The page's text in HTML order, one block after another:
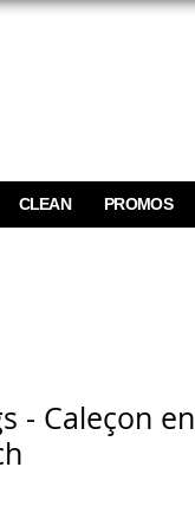
CLEAN PROMOS
- Caleçon en